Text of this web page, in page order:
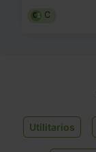
C
Utilitarios